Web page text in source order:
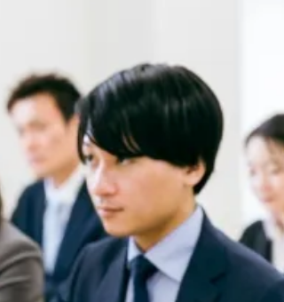
ある。ところで、社員教育の手法として注
を浴びることが少ない『モデリング』とい
仕組みをご存じだろうか。今回はこの点に
いて見ていこう。